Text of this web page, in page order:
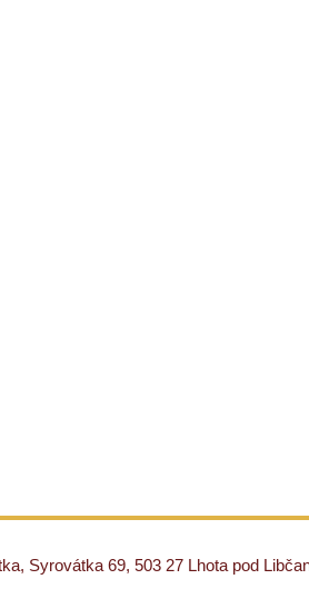
Syrovátka 69, 503 27 Lhota pod